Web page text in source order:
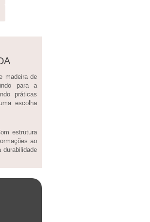
madeira de
para a
práticas
escolha
estrutura
ao
durabilidade